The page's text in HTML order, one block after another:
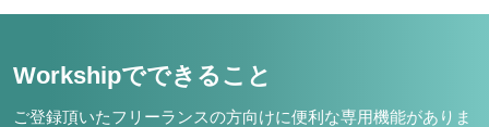
Workshipでできること
ご登録頂いたフリーランスの方向けに便利な専用機能がありま